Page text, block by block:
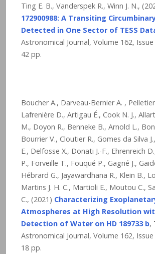
Ting E. B., Vanderspek R., Winn J. N.,
172900988: A Transiting
Detected in One Sector of TESS
Astronomical Journal, Volume 162, Issue
42 pp.
Boucher A., Darveau-Bernier A. ,
Lafrenière D., Artigau É., Cook N. J.,
M., Doyon R., Benneke B., Arnold L.,
Bourrier V., Cloutier R., Gomes da Silva
E., Delfosse X., Donati J.-F., Ehrenreich
P., Forveille T., Fouqué P., Gagné J.,
Hébrard G., Jayawardhana R., Klein B.,
Martins J. H. C., Martioli E., Moutou C.,
C., (2021) Characterizing
Atmospheres at High Resolution
Detection of Water on HD 189733 b,
Astronomical Journal, Volume 162, Issue
18 pp.